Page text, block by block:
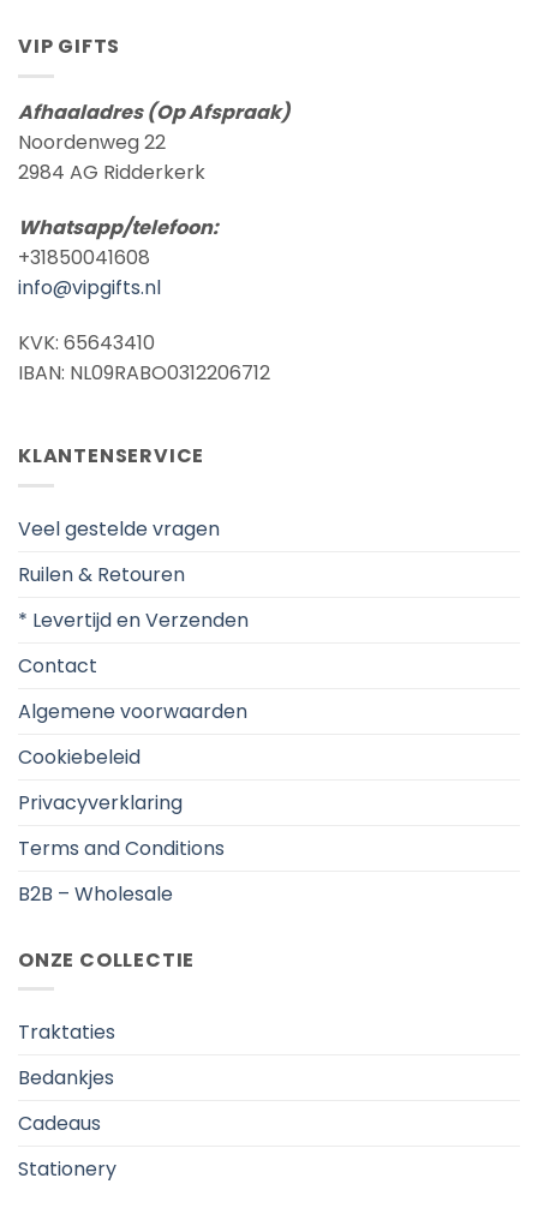
VIP GIFTS
Afhaaladres (Op Afspraak)
Noordenweg 22
2984 AG Ridderkerk
Whatsapp/telefoon:
+31850041608
info@vipgifts.nl
KVK: 65643410
IBAN: NL09RABO0312206712
KLANTENSERVICE
Veel gestelde vragen
Ruilen & Retouren
* Levertijd en Verzenden
Contact
Algemene voorwaarden
Cookiebeleid
Privacyverklaring
Terms and Conditions
B2B – Wholesale
ONZE COLLECTIE
Traktaties
Bedankjes
Cadeaus
Stationery